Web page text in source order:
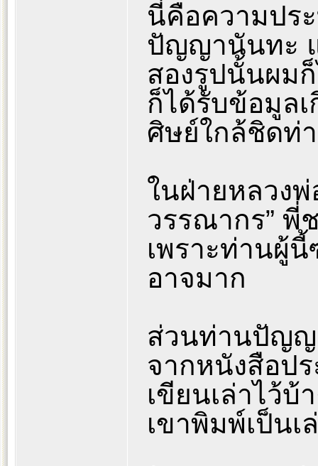
นี่คือความปร
ปัญญานันทะ
สองรูปนั้นผม
ก็ได้รับข้อมูล
ศิษย์ใกล้ชิดท่
ในฝ่ายหลวง
วรรณากร” พี่
เพราะท่านผู้
อาจมาก
ส่วนท่านปัญญ
จากหนังสือป
เขียนเล่าไว้
เขาพิมพ์เป็นเ